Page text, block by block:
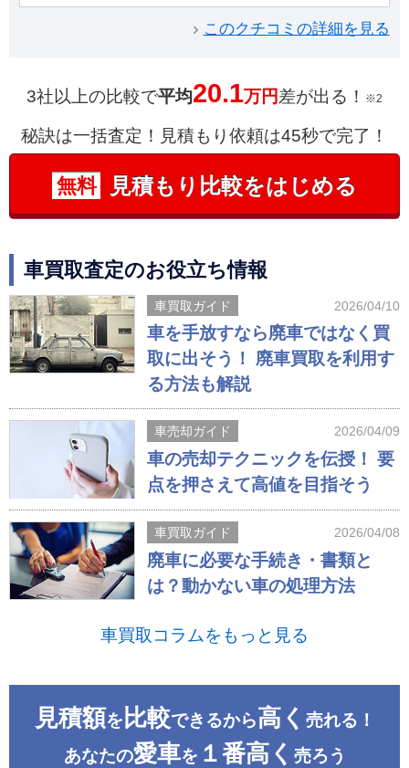
このクチコミの詳細を見る
3社以上の比較で平均20.1万円差が出る！ ※2
秘訣は一括査定！見積もり依頼は45秒で完了！
無料 見積もり比較をはじめる
車買取査定のお役立ち情報
車買取ガイド 2026/04/10
車を手放すなら廃車ではなく買
取に出そう！ 廃車買取を利用す
る方法も解説
車売却ガイド 2026/04/09
車の売却テクニックを伝授！ 要
点を押さえて高値を目指そう
車買取ガイド 2026/04/08
廃車に必要な手続き・書類と
は？動かない車の処理方法
車買取コラムをもっと見る
見積額を 比較できるから高く 売れる！
あなたの愛車を １番高く 売ろう